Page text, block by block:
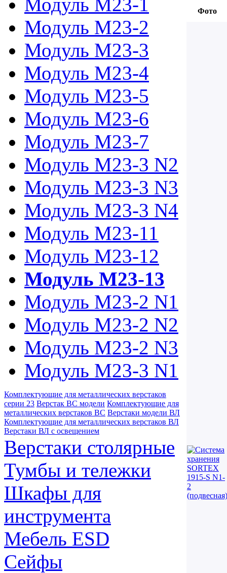
Модуль М23-2
Модуль М23-3
Модуль М23-4
Модуль М23-5
Модуль М23-6
Модуль М23-7
Модуль М23-3 N2
Модуль М23-3 N3
Модуль М23-3 N4
Модуль М23-11
Модуль М23-12
Модуль М23-13
Модуль М23-2 N1
Модуль М23-2 N2
Модуль М23-2 N3
Модуль М23-3 N1
Комплектующие для металлических верстаков
серии 23 Верстак ВС модели Комплектующие для
металлических верстаков ВС Верстаки модели ВЛ
Комплектующие для металлических верстаков ВЛ
Верстаки ВЛ с освещением
Верстаки столярные
Тумбы и тележки
Шкафы для
инструмента
Мебель ESD
Сейфы
Фото